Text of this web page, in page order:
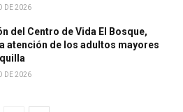
DE 2026
del Centro de Vida El Bosque,
atención de los adultos mayores
DE 2026